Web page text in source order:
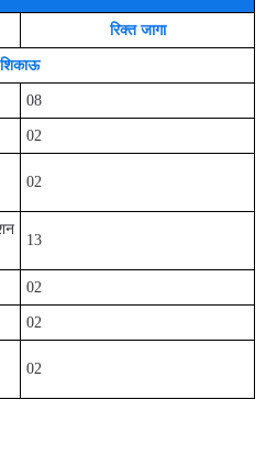
रिक्त जागा
शिकाऊ
08
02
02
13
02
02
02